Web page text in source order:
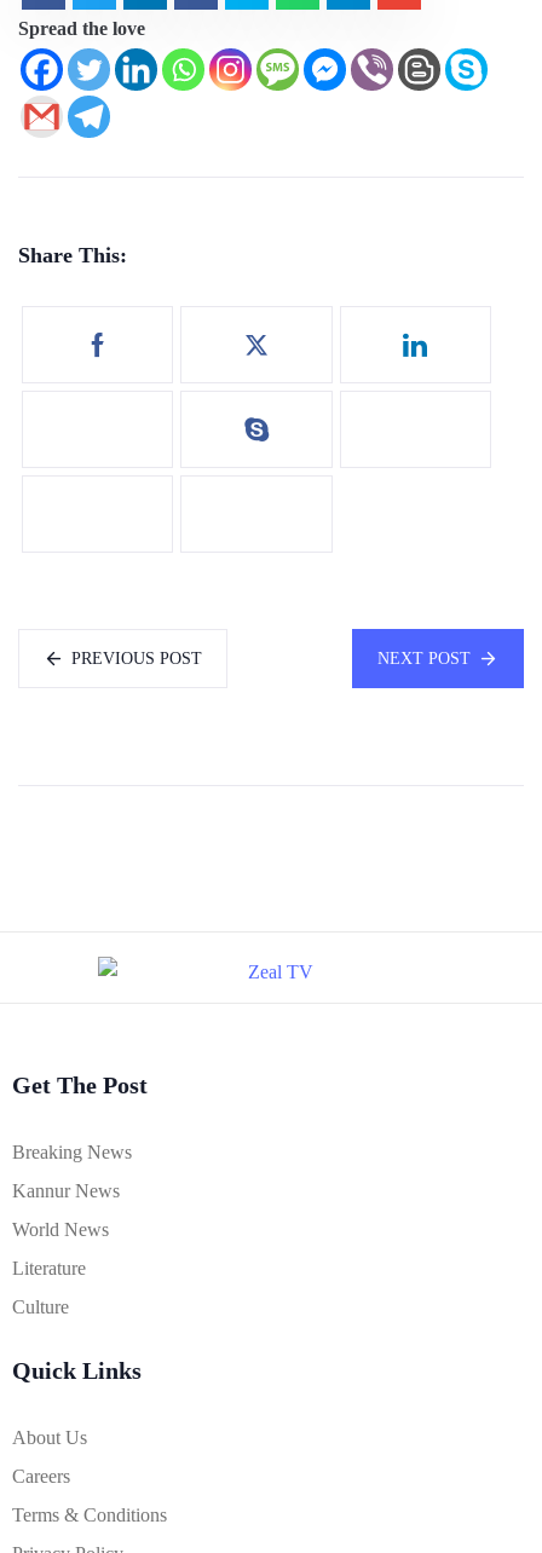
Spread the love
Share This:
PREVIOUS POST NEXT POST
Get The Post
Breaking News
Kannur News
World News
Literature
Culture
Quick Links
About Us
Careers
Terms & Conditions